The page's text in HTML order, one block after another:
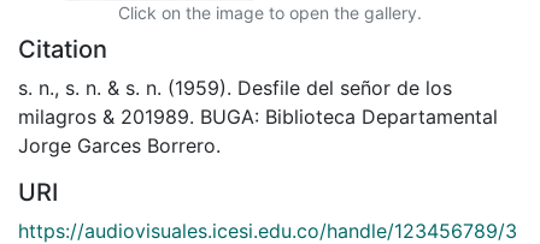
Click on the image to open the gallery.
Citation
s. n., s. n. & s. n. (1959). Desfile del señor de los
milagros & 201989. BUGA: Biblioteca Departamental
Jorge Garces Borrero.
URI
https://audiovisuales.icesi.edu.co/handle/123456789/3